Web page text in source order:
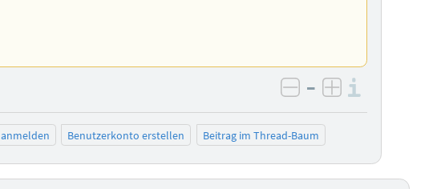
negativ bewerten
– positiv
anmelden Benutzerkonto erstellen Beitrag im Thread-Baum